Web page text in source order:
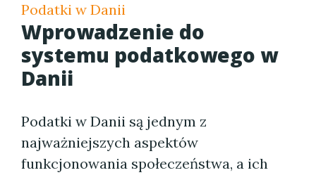
Podatki w Danii
Wprowadzenie do
systemu podatkowego w
Danii
Podatki w Danii są jednym z
najważniejszych aspektów
funkcjonowania społeczeństwa, a ich